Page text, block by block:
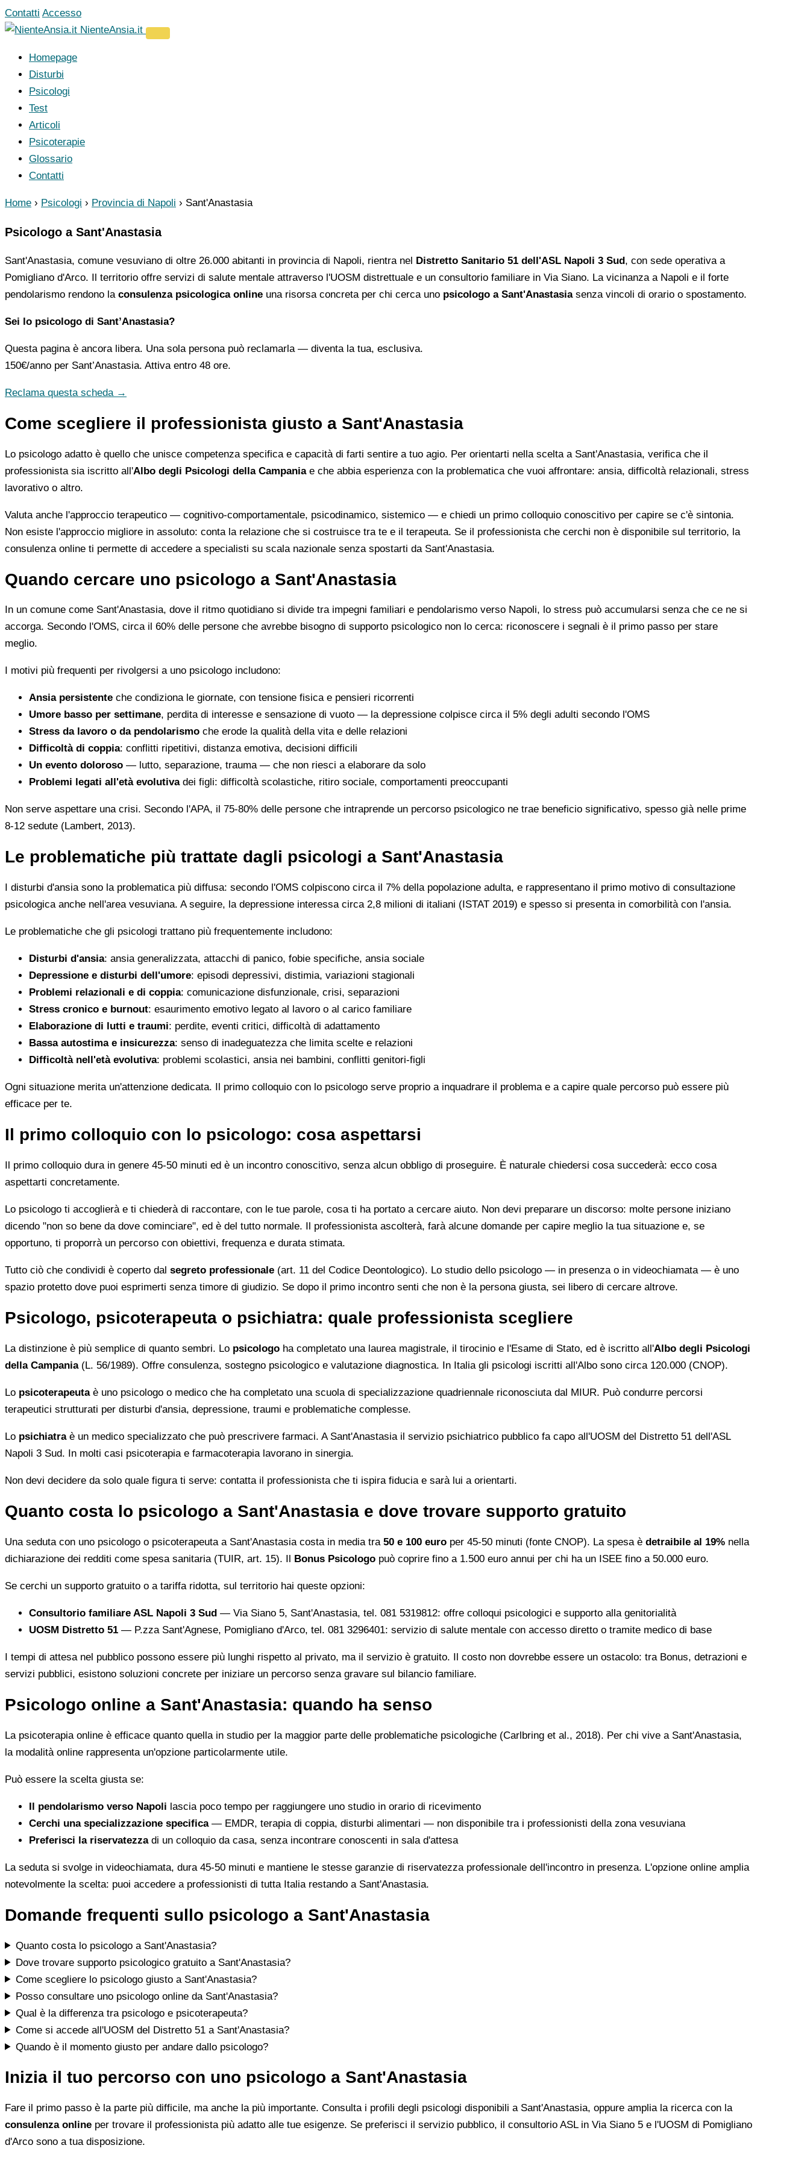
Vai
al
Contatti Accesso
NienteAnsia.it
Homepage
Disturbi
Psicologi
Test
Articoli
Psicoterapie
Glossario
Contatti
Home › Psicologi › Provincia di Napoli › Sant'Anastasia
Psicologo a Sant'Anastasia
Sant'Anastasia, comune vesuviano di oltre 26.000 abitanti in provincia di Napoli, rientra nel Distretto Sanitario 51 dell'ASL Napoli 3 Sud, con sede operativa a
Pomigliano d'Arco. Il territorio offre servizi di salute mentale attraverso l'UOSM distrettuale e un consultorio familiare in Via Siano. La vicinanza a Napoli e il forte
pendolarismo rendono la consulenza psicologica online una risorsa concreta per chi cerca uno psicologo a Sant'Anastasiasenza vincoli di orario o spostamento.
Sei lo psicologo di Sant’Anastasia?
Questa pagina è ancora libera. Una sola persona può reclamarla — diventa la tua, esclusiva.
150€/anno per Sant’Anastasia. Attiva entro 48 ore.
Reclama questa scheda →
Come scegliere il professionista giusto a Sant'Anastasia
Lo psicologo adatto è quello che unisce competenza specifica e capacità di farti sentire a tuo agio. Per orientarti nella scelta a Sant'Anastasia, verifica che il
professionista sia iscritto all'Albo degli Psicologi della Campaniae che abbia esperienza con la problematica che vuoi affrontare: ansia, difficoltà relazionali, stress
lavorativo o altro.
Valuta anche l'approccio terapeutico — cognitivo-comportamentale, psicodinamico, sistemico — e chiedi un primo colloquio conoscitivo per capire se c'è sintonia.
Non esiste l'approccio migliore in assoluto: conta la relazione che si costruisce tra te e il terapeuta. Se il professionista che cerchi non è disponibile sul territorio, la
consulenza online ti permette di accedere a specialisti su scala nazionale senza spostarti da Sant'Anastasia.
Quando cercare uno psicologo a Sant'Anastasia
In un comune come Sant'Anastasia, dove il ritmo quotidiano si divide tra impegni familiari e pendolarismo verso Napoli, lo stress può accumularsi senza che ce ne si
accorga. Secondo l'OMS, circa il 60% delle persone che avrebbe bisogno di supporto psicologico non lo cerca: riconoscere i segnali è il primo passo per stare
meglio.
I motivi più frequenti per rivolgersi a uno psicologo includono:
Ansia persistente che condiziona le giornate, con tensione fisica e pensieri ricorrenti
Umore basso per settimane, perdita di interesse e sensazione di vuoto — la depressione colpisce circa il 5% degli adulti secondo l'OMS
Stress da lavoro o da pendolarismo che erode la qualità della vita e delle relazioni
Difficoltà di coppia: conflitti ripetitivi, distanza emotiva, decisioni difficili
Un evento doloroso — lutto, separazione, trauma — che non riesci a elaborare da solo
Problemi legati all'età evolutivadei figli: difficoltà scolastiche, ritiro sociale, comportamenti preoccupanti
Non serve aspettare una crisi. Secondo l'APA, il 75-80% delle persone che intraprende un percorso psicologico ne trae beneficio significativo, spesso già nelle prime
8-12 sedute (Lambert, 2013).
Le problematiche più trattate dagli psicologi a Sant'Anastasia
I disturbi d'ansia sono la problematica più diffusa: secondo l'OMS colpiscono circa il 7% della popolazione adulta, e rappresentano il primo motivo di consultazione
psicologica anche nell'area vesuviana. A seguire, la depressione interessa circa 2,8 milioni di italiani (ISTAT 2019) e spesso si presenta in comorbilità con l'ansia.
Le problematiche che gli psicologi trattano più frequentemente includono:
Disturbi d'ansia: ansia generalizzata, attacchi di panico, fobie specifiche, ansia sociale
Depressione e disturbi dell'umore: episodi depressivi, distimia, variazioni stagionali
Problemi relazionali e di coppia: comunicazione disfunzionale, crisi, separazioni
Stress cronico e burnout: esaurimento emotivo legato al lavoro o al carico familiare
Elaborazione di lutti e traumi: perdite, eventi critici, difficoltà di adattamento
Bassa autostima e insicurezza: senso di inadeguatezza che limita scelte e relazioni
Difficoltà nell'età evolutiva: problemi scolastici, ansia nei bambini, conflitti genitori-figli
Ogni situazione merita un'attenzione dedicata. Il primo colloquio con lo psicologo serve proprio a inquadrare il problema e a capire quale percorso può essere più
efficace per te.
Il primo colloquio con lo psicologo: cosa aspettarsi
Il primo colloquio dura in genere 45-50 minuti ed è un incontro conoscitivo, senza alcun obbligo di proseguire. È naturale chiedersi cosa succederà: ecco cosa
aspettarti concretamente.
Lo psicologo ti accoglierà e ti chiederà di raccontare, con le tue parole, cosa ti ha portato a cercare aiuto. Non devi preparare un discorso: molte persone iniziano
dicendo "non so bene da dove cominciare", ed è del tutto normale. Il professionista ascolterà, farà alcune domande per capire meglio la tua situazione e, se
opportuno, ti proporrà un percorso con obiettivi, frequenza e durata stimata.
Tutto ciò che condividi è coperto dal segreto professionale (art. 11 del Codice Deontologico). Lo studio dello psicologo — in presenza o in videochiamata — è uno
spazio protetto dove puoi esprimerti senza timore di giudizio. Se dopo il primo incontro senti che non è la persona giusta, sei libero di cercare altrove.
Psicologo, psicoterapeuta o psichiatra: quale professionista scegliere
La distinzione è più semplice di quanto sembri. Lo psicologo ha completato una laurea magistrale, il tirocinio e l'Esame di Stato, ed è iscritto all'Albo degli Psicologi
della Campania(L. 56/1989). Offre consulenza, sostegno psicologico e valutazione diagnostica. In Italia gli psicologi iscritti all'Albo sono circa 120.000 (CNOP).
Lo psicoterapeutaè uno psicologo o medico che ha completato una scuola di specializzazione quadriennale riconosciuta dal MIUR. Può condurre percorsi
terapeutici strutturati per disturbi d'ansia, depressione, traumi e problematiche complesse.
Lo psichiatraè un medico specializzato che può prescrivere farmaci. A Sant'Anastasia il servizio psichiatrico pubblico fa capo all'UOSM del Distretto 51 dell'ASL
Napoli 3 Sud. In molti casi psicoterapia e farmacoterapia lavorano in sinergia.
Non devi decidere da solo quale figura ti serve: contatta il professionista che ti ispira fiducia e sarà lui a orientarti.
Quanto costa lo psicologo a Sant'Anastasia e dove trovare supporto gratuito
Una seduta con uno psicologo o psicoterapeuta a Sant'Anastasia costa in media tra 50 e 100 euro per 45-50 minuti (fonte CNOP). La spesa è detraibile al 19% nella
dichiarazione dei redditi come spesa sanitaria (TUIR, art. 15). Il Bonus Psicologo può coprire fino a 1.500 euro annui per chi ha un ISEE fino a 50.000 euro.
Se cerchi un supporto gratuito o a tariffa ridotta, sul territorio hai queste opzioni:
Consultorio familiare ASL Napoli 3 Sud — Via Siano 5, Sant'Anastasia, tel. 081 5319812: offre colloqui psicologici e supporto alla genitorialità
UOSM Distretto 51 — P.zza Sant'Agnese, Pomigliano d'Arco, tel. 081 3296401: servizio di salute mentale con accesso diretto o tramite medico di base
I tempi di attesa nel pubblico possono essere più lunghi rispetto al privato, ma il servizio è gratuito. Il costo non dovrebbe essere un ostacolo: tra Bonus, detrazioni e
servizi pubblici, esistono soluzioni concrete per iniziare un percorso senza gravare sul bilancio familiare.
Psicologo online a Sant'Anastasia: quando ha senso
La psicoterapia online è efficace quanto quella in studio per la maggior parte delle problematiche psicologiche (Carlbring et al., 2018). Per chi vive a Sant'Anastasia,
la modalità online rappresenta un'opzione particolarmente utile.
Può essere la scelta giusta se:
Il pendolarismo verso Napoli lascia poco tempo per raggiungere uno studio in orario di ricevimento
Cerchi una specializzazione specifica— EMDR, terapia di coppia, disturbi alimentari — non disponibile tra i professionisti della zona vesuviana
Preferisci la riservatezzadi un colloquio da casa, senza incontrare conoscenti in sala d'attesa
La seduta si svolge in videochiamata, dura 45-50 minuti e mantiene le stesse garanzie di riservatezza professionale dell'incontro in presenza. L'opzione online amplia
notevolmente la scelta: puoi accedere a professionisti di tutta Italia restando a Sant'Anastasia.
Domande frequenti sullo psicologo a Sant'Anastasia
Quanto costa lo psicologo a Sant'Anastasia?
Dove trovare supporto psicologico gratuito a Sant'Anastasia?
Come scegliere lo psicologo giusto a Sant'Anastasia?
Posso consultare uno psicologo online da Sant'Anastasia?
Qual è la differenza tra psicologo e psicoterapeuta?
Come si accede all'UOSM del Distretto 51 a Sant'Anastasia?
Quando è il momento giusto per andare dallo psicologo?
Inizia il tuo percorso con uno psicologo a Sant'Anastasia
Fare il primo passo è la parte più difficile, ma anche la più importante. Consulta i profili degli psicologi disponibili a Sant'Anastasia, oppure amplia la ricerca con la
consulenza online per trovare il professionista più adatto alle tue esigenze. Se preferisci il servizio pubblico, il consultorio ASL in Via Siano 5 e l'UOSM di Pomigliano
d'Arco sono a tua disposizione.